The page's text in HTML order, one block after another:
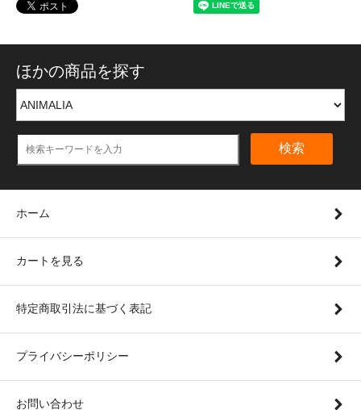
ほかの商品を探す
検索
ホーム
カートを見る
特定商取引法に基づく表記
プライバシーポリシー
お問い合わせ